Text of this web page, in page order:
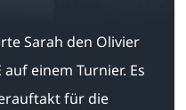
Sarah den Olivier
auf einem Turnier. Es
für die